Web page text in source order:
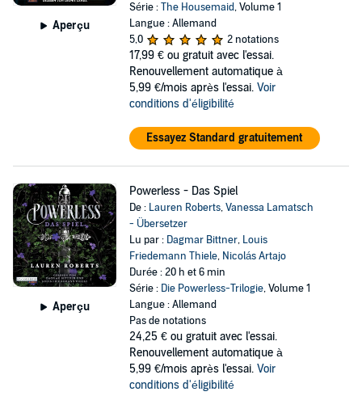
Aperçu
Série :The Housemaid, Volume 1
Langue : Allemand
5,0
2 notations
17,99 € ou gratuit avec l'essai.
Renouvellement automatique à
5,99 €/mois après l'essai. Voir
conditions d'éligibilité
Essayez Standard gratuitement
Aperçu
Powerless - Das Spiel
De : Lauren Roberts,Vanessa Lamatsch
- Übersetzer
Lu par : Dagmar Bittner, Louis
Friedemann Thiele, Nicolás Artajo
Durée : 20 h et 6 min
Série : Die Powerless-Trilogie, Volume 1
Langue : Allemand
Pas de notations
24,25 € ou gratuit avec l'essai.
Renouvellement automatique à
5,99 €/mois après l'essai. Voir
conditions d'éligibilité